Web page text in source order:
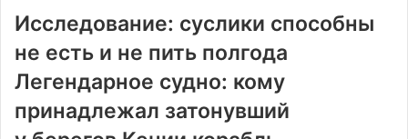
Исследование: суслики способны
не есть и не пить полгода
Легендарное судно: кому
принадлежал затонувший